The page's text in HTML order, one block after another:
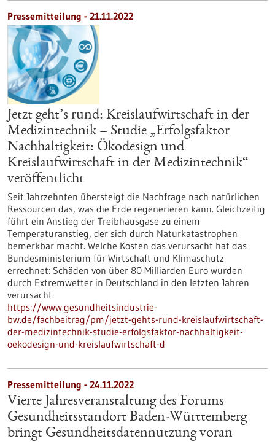
Pressemitteilung - 21.11.2022
Jetzt geht’s rund: Kreislaufwirtschaft in der
Medizintechnik – Studie „Erfolgsfaktor
Nachhaltigkeit: Ökodesign und
Kreislaufwirtschaft in der Medizintechnik“
veröffentlicht
Seit Jahrzehnten übersteigt die Nachfrage nach natürlichen
Ressourcen das, was die Erde regenerieren kann. Gleichzeitig
führt ein Anstieg der Treibhausgase zu einem
Temperaturanstieg, der sich durch Naturkatastrophen
bemerkbar macht. Welche Kosten das verursacht hat das
Bundesministerium für Wirtschaft und Klimaschutz
errechnet: Schäden von über 80 Milliarden Euro wurden
durch Extremwetter in Deutschland in den letzten Jahren
verursacht.
https://www.gesundheitsindustrie-
bw.de/fachbeitrag/pm/jetzt-gehts-rund-kreislaufwirtschaft-
der-medizintechnik-studie-erfolgsfaktor-nachhaltigkeit-
oekodesign-und-kreislaufwirtschaft-d
Pressemitteilung - 24.11.2022
Vierte Jahresveranstaltung des Forums
Gesundheitsstandort Baden-Württemberg
bringt Gesundheitsdatennutzung voran